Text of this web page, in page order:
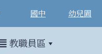
國中 幼兒園
教職員區